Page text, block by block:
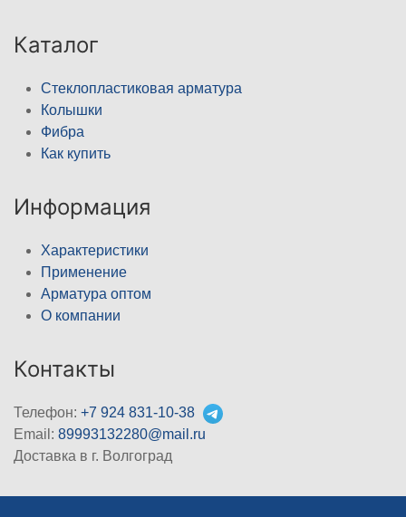
Каталог
Стеклопластиковая арматура
Колышки
Фибра
Как купить
Информация
Характеристики
Применение
Арматура оптом
О компании
Контакты
Телефон: +7 924 831-10-38
Email: 89993132280@mail.ru
Доставка в г. Волгоград